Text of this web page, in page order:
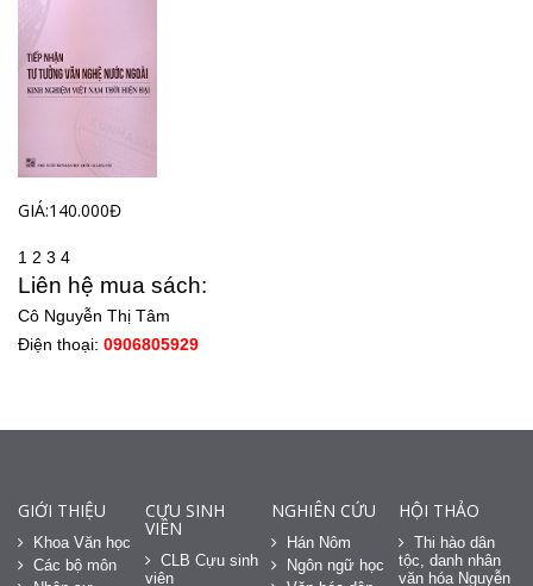
GIÁ:140.000Đ
1 2 3 4
Liên hệ mua sách:
Cô Nguyễn Thị Tâm
Điện thoại: 0906805929
GIỚI THIỆU
Khoa Văn học
Các bộ môn
CỰU SINH
VIÊN
CLB Cựu sinh
viên
NGHIÊN CỨU
Hán Nôm
Ngôn ngữ học
HỘI THẢO
Thi hào dân
tộc, danh nhân
văn hóa Nguyễn